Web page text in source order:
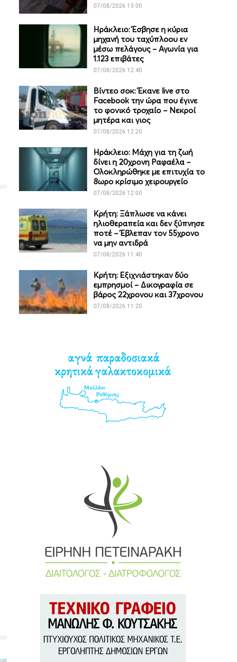
07/08/2026 13:00
Ηράκλειο: Έσβησε η κύρια
μηχανή του ταχύπλοου εν
μέσω πελάγους – Αγωνία για
1.123 επιβάτες
07/08/2026 12:40
Βίντεο σοκ: Έκανε live στο
Facebook την ώρα που έγινε
το φονικό τροχαίο – Νεκροί
μητέρα και γιος
07/08/2026 12:20
Ηράκλειο: Μάχη για τη ζωή
δίνει η 20χρονη Ραφαέλα –
Ολοκληρώθηκε με επιτυχία το
8ωρο κρίσιμο χειρουργείο
07/08/2026 12:00
Κρήτη: Ξάπλωσε να κάνει
ηλιοθεραπεία και δεν ξύπνησε
ποτέ – Έβλεπαν τον 55χρονο
να μην αντιδρά
07/08/2026 11:40
Κρήτη: Εξιχνιάστηκαν δύο
εμπρησμοί – Δικογραφία σε
βάρος 22χρονου και 37χρονου
07/08/2026 11:20